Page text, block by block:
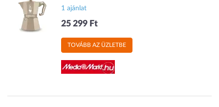
1 ajánlat
25 299 Ft
TOVÁBB AZ ÜZLETBE